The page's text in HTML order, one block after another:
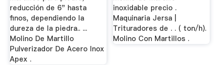
reducción de 6" hasta
finos, dependiendo la
dureza de la piedra.. ...
Molino De Martillo
Pulverizador De Acero Inox
Apex .
inoxidable precio .
Maquinaria Jersa |
Trituradores de . . ( ton/h).
Molino Con Martillos .